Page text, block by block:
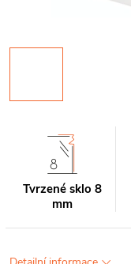
Tvrzené sklo 8
mm